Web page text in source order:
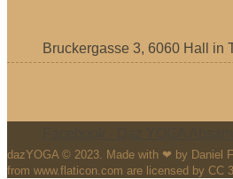
Bruckergasse 3, 6060 Hall in
dazYOGA © 2023. Made with ❤ by Daniel
from www.flaticon.com are licensed by CC